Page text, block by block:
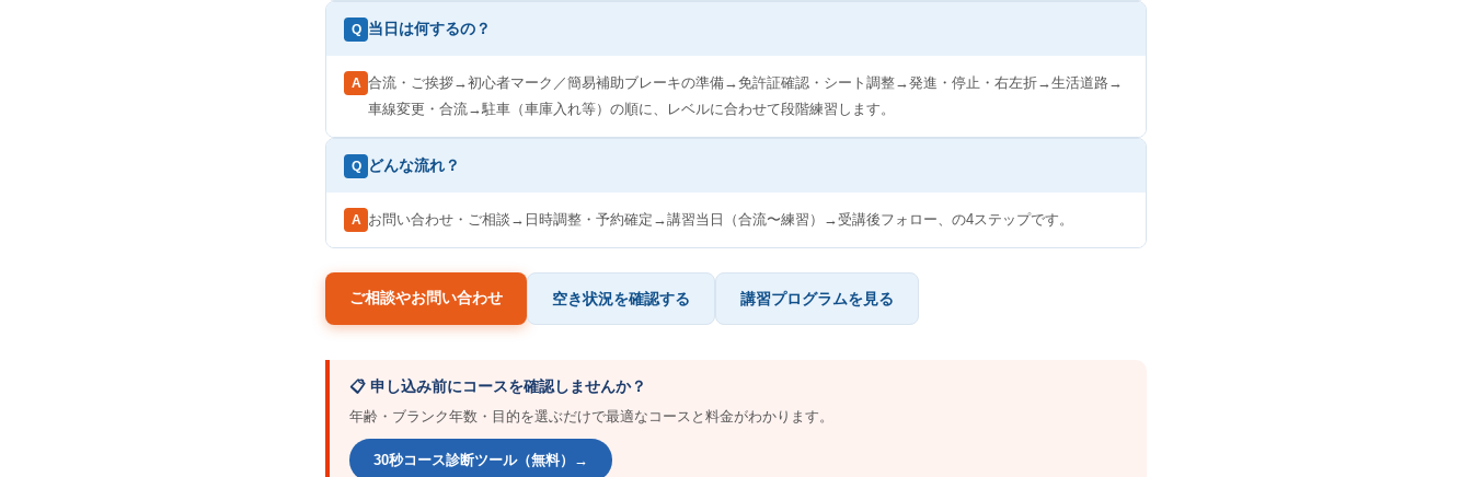
Q 当日は何するの？
A 合流・ご挨拶→初心者マーク／簡易補助ブレーキの準備→免許証確認・シート調整→発進・停止・右左折→生活道路→
車線変更・合流→駐車（車庫入れ等）の順に、レベルに合わせて段階練習します。
Q どんな流れ？
A お問い合わせ・ご相談→日時調整・予約確定→講習当日（合流〜練習）→受講後フォロー、の4ステップです。
ご相談やお問い合わせ 空き状況を確認する 講習プログラムを見る
📋 申し込み前にコースを確認しませんか？
年齢・ブランク年数・目的を選ぶだけで最適なコースと料金がわかります。
30秒コース診断ツール（無料）→